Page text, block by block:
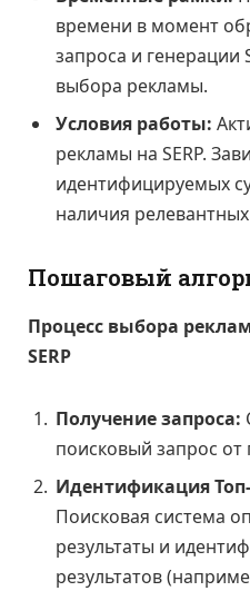
времени в момент
запроса и генерации
выбора рекламы.
Условия работы:
рекламы на SERP.
идентифицируемых
наличия
Пошаговый
Процесс выбора
SERP
Получение запроса:
поисковый запрос от
Идентификация
Поисковая система
результаты и
результатов